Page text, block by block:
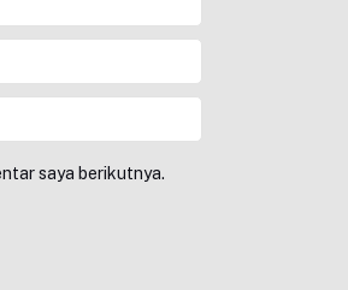
saya berikutnya.